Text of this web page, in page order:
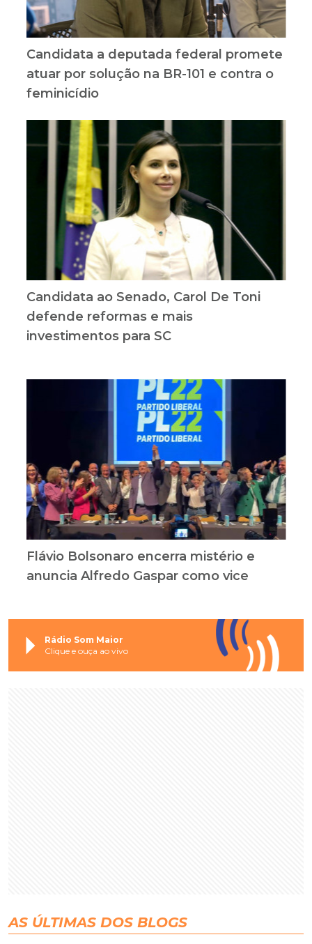
Candidata a deputada federal promete
atuar por solução na BR-101 e contra o
feminicídio
Candidata ao Senado, Carol De Toni
defende reformas e mais
investimentos para SC
Flávio Bolsonaro encerra mistério e
anuncia Alfredo Gaspar como vice
Rádio Som Maior
Clique e ouça ao vivo
AS ÚLTIMAS DOS BLOGS